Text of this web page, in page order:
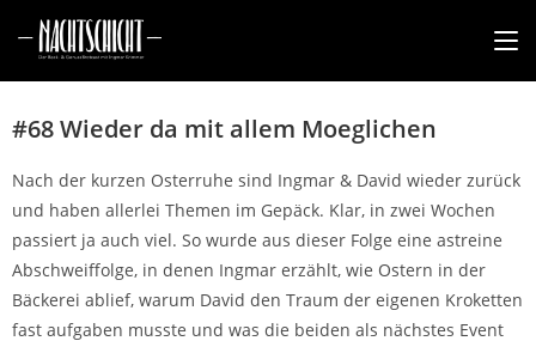
#68 Wieder da mit allem Moeglichen
Nach der kurzen Osterruhe sind Ingmar & David wieder zurück
und haben allerlei Themen im Gepäck. Klar, in zwei Wochen
passiert ja auch viel. So wurde aus dieser Folge eine astreine
Abschweiffolge, in denen Ingmar erzählt, wie Ostern in der
Bäckerei ablief, warum David den Traum der eigenen Kroketten
fast aufgaben musste und was die beiden als nächstes Event